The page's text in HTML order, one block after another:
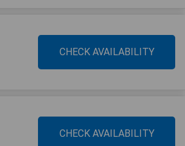
CHECK AVAILABILITY
CHECK AVAILABILITY